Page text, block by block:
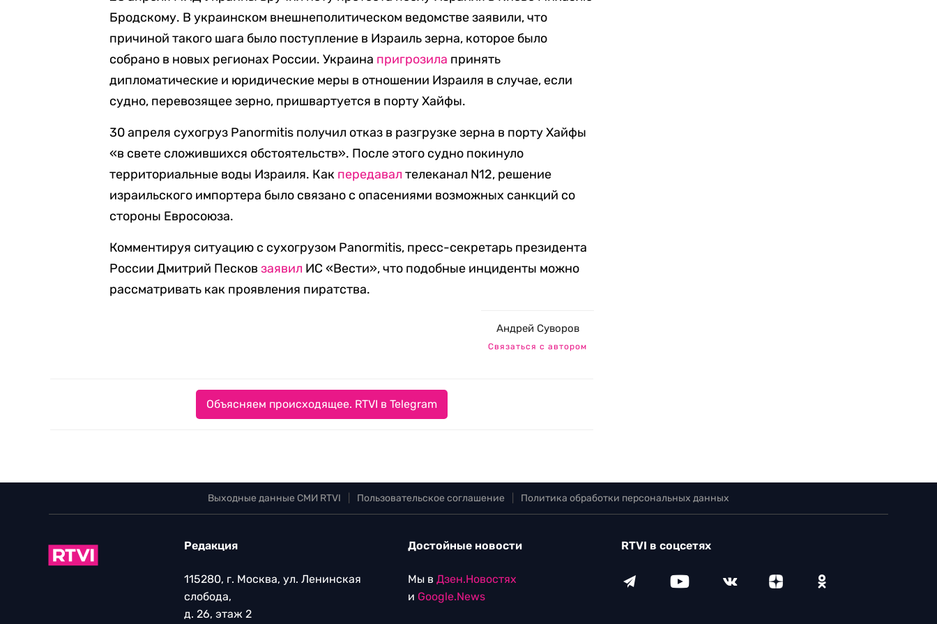
Бродскому. В украинском внешнеполитическом ведомстве заявили, что
причиной такого шага было поступление в Израиль зерна, которое было
собрано в новых регионах России. Украина пригрозила принять
дипломатические и юридические меры в отношении Израиля в случае, если
судно, перевозящее зерно, пришвартуется в порту Хайфы.
30 апреля сухогруз Panormitis получил отказ в разгрузке зерна в порту Хайфы
«в свете сложившихся обстоятельств». После этого судно покинуло
территориальные воды Израиля. Как передавал телеканал N12, решение
израильского импортера было связано с опасениями возможных санкций со
стороны Евросоюза.
Комментируя ситуацию с сухогрузом Panormitis, пресс-секретарь президента
России Дмитрий Песковзаявил ИС «Вести», что подобные инциденты можно
рассматривать как проявления пиратства.
Андрей Суворов
Связаться с автором
Объясняем происходящее. RTVI в Telegram
Выходные данные СМИ RTVI Пользовательское соглашение Политика обработки персональных данных
Редакция
115280, г. Москва, ул. Ленинская
слобода,
д. 26, этаж 2
Достойные новости
Мы в Дзен.Новостях
и Google.News
RTVI в соцсетях